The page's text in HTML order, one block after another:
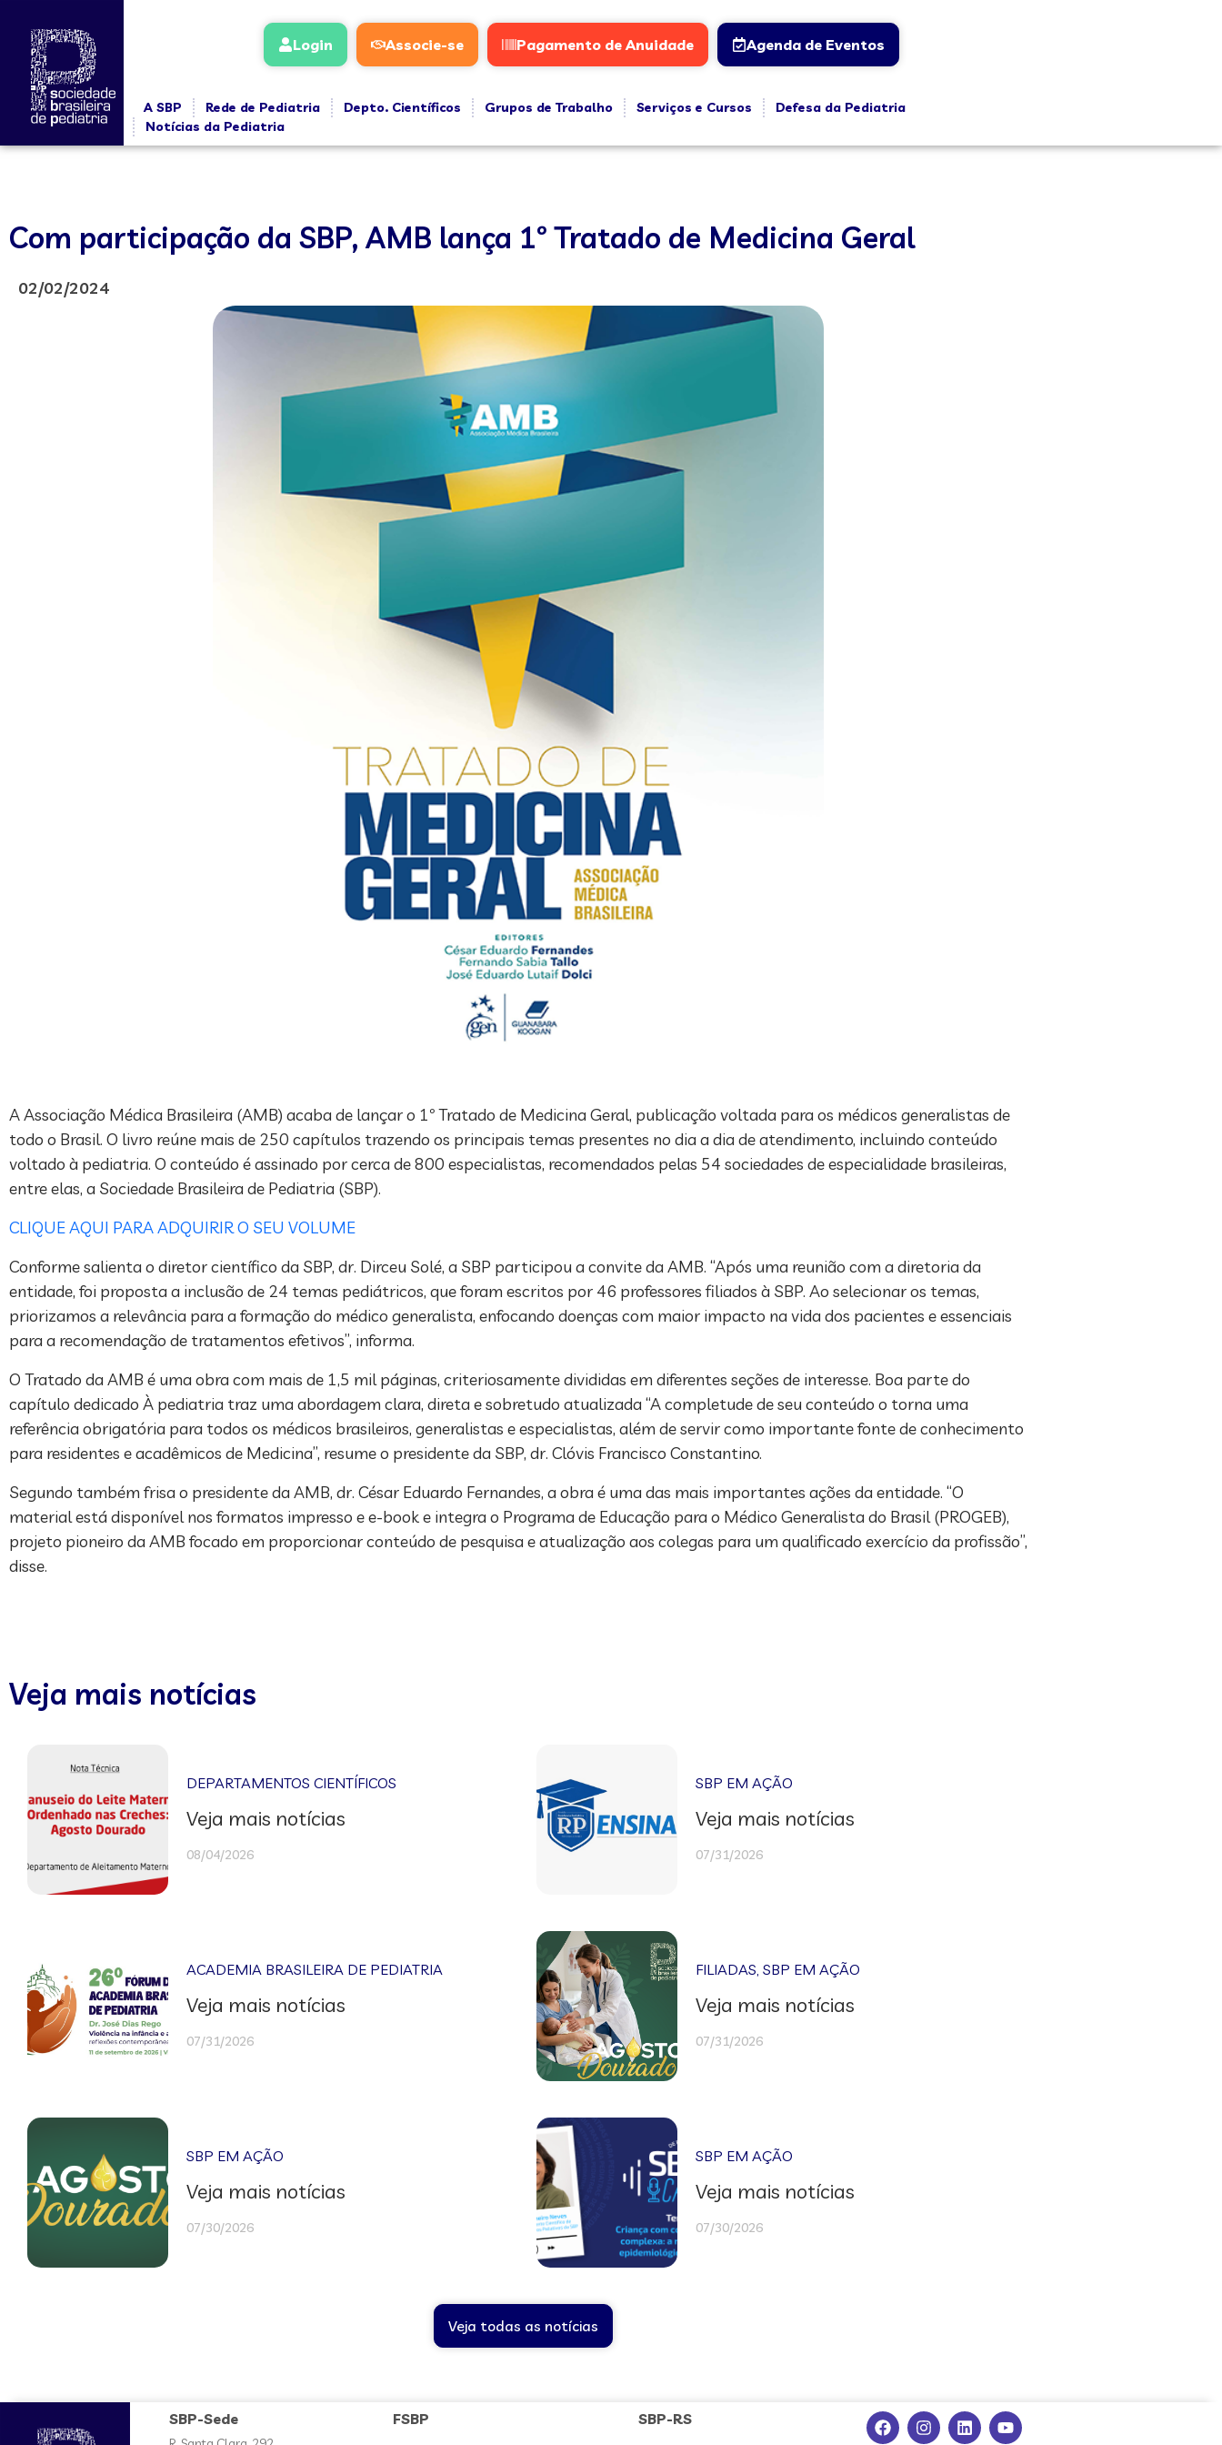
Login Associe-se Pagamento de Anuidade Agenda de Eventos
A SBP Rede de Pediatria Depto. Científicos Grupos de Trabalho Serviços e Cursos
Defesa da Pediatria
Notícias da Pediatria
Com participação da SBP, AMB lança 1º Tratado de Medicina Geral
02/02/2024
A Associação Médica Brasileira (AMB) acaba de lançar o 1º Tratado de Medicina Geral, publicação voltada para os médicos generalistas de
todo o Brasil. O livro reúne mais de 250 capítulos trazendo os principais temas presentes no dia a dia de atendimento, incluindo conteúdo
voltado à pediatria. O conteúdo é assinado por cerca de 800 especialistas, recomendados pelas 54 sociedades de especialidade brasileiras,
entre elas, a Sociedade Brasileira de Pediatria (SBP).
CLIQUE AQUI PARA ADQUIRIR O SEU VOLUME
Conforme salienta o diretor científico da SBP, dr. Dirceu Solé, a SBP participou a convite da AMB. “Após uma reunião com a diretoria da
entidade, foi proposta a inclusão de 24 temas pediátricos, que foram escritos por 46 professores filiados à SBP. Ao selecionar os temas,
priorizamos a relevância para a formação do médico generalista, enfocando doenças com maior impacto na vida dos pacientes e essenciais
para a recomendação de tratamentos efetivos”, informa.
O Tratado da AMB é uma obra com mais de 1,5 mil páginas, criteriosamente divididas em diferentes seções de interesse. Boa parte do
capítulo dedicado À pediatria traz uma abordagem clara, direta e sobretudo atualizada “A completude de seu conteúdo o torna uma
referência obrigatória para todos os médicos brasileiros, generalistas e especialistas, além de servir como importante fonte de conhecimento
para residentes e acadêmicos de Medicina”, resume o presidente da SBP, dr. Clóvis Francisco Constantino.
Segundo também frisa o presidente da AMB, dr. César Eduardo Fernandes, a obra é uma das mais importantes ações da entidade. “O
material está disponível nos formatos impresso e e-book e integra o Programa de Educação para o Médico Generalista do Brasil (PROGEB),
projeto pioneiro da AMB focado em proporcionar conteúdo de pesquisa e atualização aos colegas para um qualificado exercício da profissão”,
disse.
Veja mais notícias
DEPARTAMENTOS CIENTÍFICOS
Veja mais notícias
08/04/2026
SBP EM AÇÃO
Veja mais notícias
07/31/2026
ACADEMIA BRASILEIRA DE PEDIATRIA
Veja mais notícias
07/31/2026
FILIADAS,SBP EM AÇÃO
Veja mais notícias
07/31/2026
SBP EM AÇÃO
Veja mais notícias
07/30/2026
SBP EM AÇÃO
Veja mais notícias
07/30/2026
Veja todas as notícias
SBP-Sede FSBP SBP-RS